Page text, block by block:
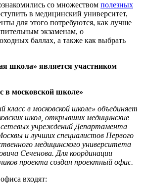
со множеством полезных
в медицинский университет,
для этого потребуются, как лучше
экзаменам, о
баллах, а также как выбрать
школа» является участником
в московской школе»
класс в московской школе» объединяет
школ, открывших медицинские
сетевых учреждений Департамента
и лучших специалистов Первого
медицинского университета
Сеченова. Для координации
проекта создан проектный офис.
входят: